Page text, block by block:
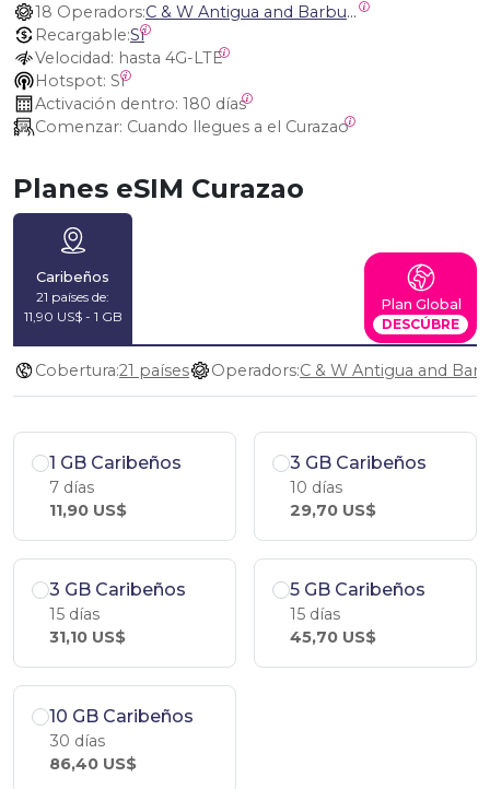
18 Operadors:
C & W Antigua and Barbuda, Cable and Wireless Anguilla, Cable & Wireless - LIME, Setel Netherlands Antilles, BTC Bahamas, C&W (Flow), Claro, Bouygues/DigiCel, Dauphin, Free, Cable & Wireless Jamaica, Cable & Wireless Saint Kitts and Nevis, Cable & Wireless Saint Lucia, Cable & Wireless Montserrat, Liberty, Telephone Company Puerto Rico , Cable & Wireless, C & W Saint Vincent and Grenadines
Recargable:Sí
Velocidad: hasta 4G-LTE
Hotspot: Sí
Activación dentro: 180 días
Comenzar: Cuando llegues a el Curazao
Planes eSIM Curazao
Caribeños
21 países de:
11,90 US$ - 1 GB
Plan Global
DESCÚBRE
Cobertura:21 países Operadors:
1 GB Caribeños
7 días
11,90 US$
3 GB Caribeños
10 días
29,70 US$
3 GB Caribeños
15 días
31,10 US$
5 GB Caribeños
15 días
45,70 US$
10 GB Caribeños
30 días
86,40 US$